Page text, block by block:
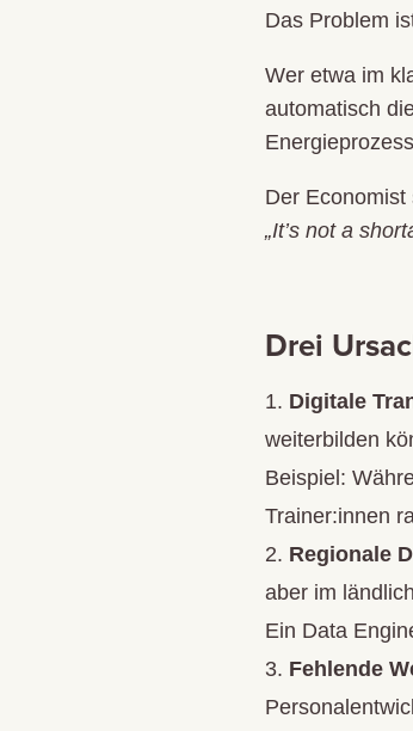
Das Problem
Wer etwa im
automatisch
Der Economist
„It’s not a
Drei
Digitale
weiterbilden
Beispiel:
Trainer:innen
Regionale
aber im
Ein Data
Fehlende